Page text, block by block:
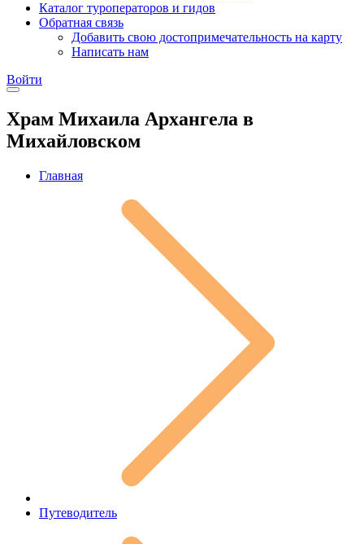
Каталог туроператоров и гидов
Обратная связь
Добавить свою достопримечательность на карту
Написать нам
Войти
Храм Михаила Архангела в
Михайловском
Главная
Путеводитель